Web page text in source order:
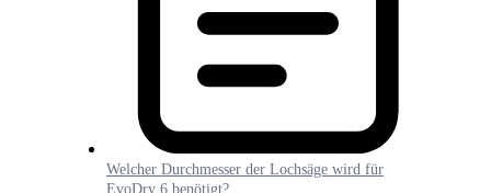
Welcher Durchmesser der Lochsäge wird für
EvoDry 6 benötigt?